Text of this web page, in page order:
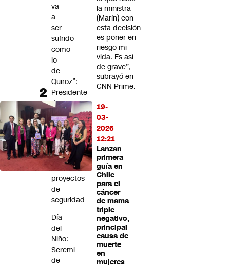
la ministra
(Marín) con
esta decisión
es poner en
riesgo mi
vida. Es así
de grave”,
subrayó en
CNN Prime.
19-
03-
2026
12:21
Lanzan
primera
guía en
Chile
para el
cáncer
de mama
triple
negativo,
principal
causa de
muerte
en
mujeres
va
a
ser
sufrido
como
lo
de
Quiroz”:
Presidente
de
la
Cámara
anticipa
amplio
respaldo
a
proyectos
de
seguridad
Día
del
Niño:
Seremi
de